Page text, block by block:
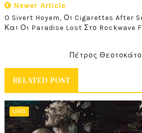
Newer Article
O Sivert Hoyem, Οι Cigarettes After
Και Οι Paradise Lost Στο Rockwave
Πέτρος
RELATED POST
LIVES